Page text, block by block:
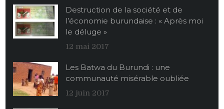
Destruction de la société et de
l’économie burundaise : « Après moi
le déluge »
12 mai 2017
Les Batwa du Burundi : une
communauté misérable oubliée
12 juin 2017